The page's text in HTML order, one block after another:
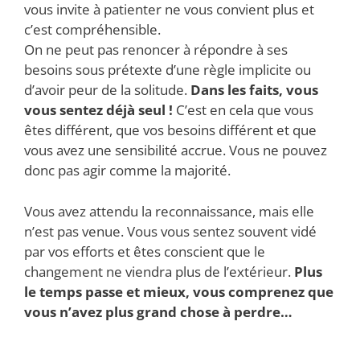
vous invite à patienter ne vous convient plus et
c’est compréhensible.
On ne peut pas renoncer à répondre à ses
besoins sous prétexte d’une règle implicite ou
d’avoir peur de la solitude. Dans les faits, vous
vous sentez déjà seul ! C’est en cela que vous
êtes différent, que vos besoins différent et que
vous avez une sensibilité accrue. Vous ne pouvez
donc pas agir comme la majorité.
Vous avez attendu la reconnaissance, mais elle
n’est pas venue. Vous vous sentez souvent vidé
par vos efforts et êtes conscient que le
changement ne viendra plus de l’extérieur. Plus
le temps passe et mieux, vous comprenez que
vous n’avez plus grand chose à perdre…